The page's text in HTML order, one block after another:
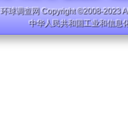
环球调查网 Copyright ©2008-2023
中华人民共和国工业和信